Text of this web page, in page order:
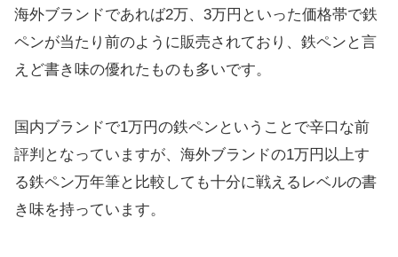
海外ブランドであれば2万、3万円といった価格帯で鉄
ペンが当たり前のように販売されており、鉄ペンと言
えど書き味の優れたものも多いです。
国内ブランドで1万円の鉄ペンということで辛口な前
評判となっていますが、海外ブランドの1万円以上す
る鉄ペン万年筆と比較しても十分に戦えるレベルの書
き味を持っています。